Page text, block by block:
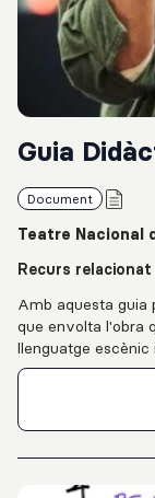
Guia
Document
Teatre Nacional
Recurs
Amb aquesta guia
que envolta l'obra
llenguatge
podeu trobar en el
que us fem
per a tot
altres assistents a